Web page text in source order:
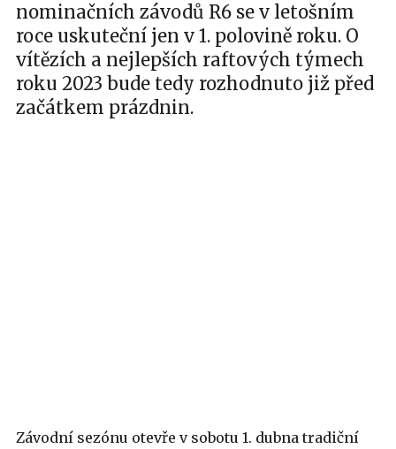
nominačních závodů R6 se v letošním
roce uskuteční jen v 1. polovině roku. O
vítězích a nejlepších raftových týmech
roku 2023 bude tedy rozhodnuto již před
začátkem prázdnin.
Závodní sezónu otevře v sobotu 1. dubna tradiční